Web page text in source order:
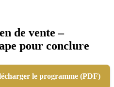
de vente –
pour conclure
le programme (PDF)